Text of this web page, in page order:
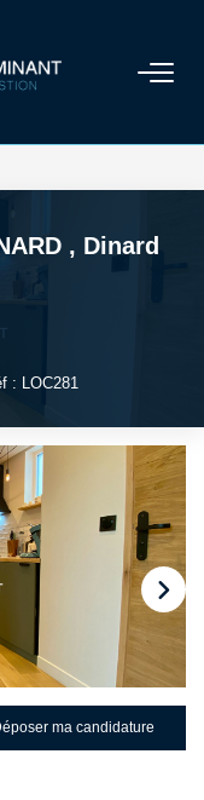
?
, Dinard
: LOC281
ma candidature